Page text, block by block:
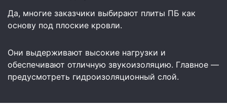
Да, многие заказчики выбирают плиты ПБ как
основу под плоские кровли.
Они выдерживают высокие нагрузки и
обеспечивают отличную звукоизоляцию. Главное —
предусмотреть гидроизоляционный слой.